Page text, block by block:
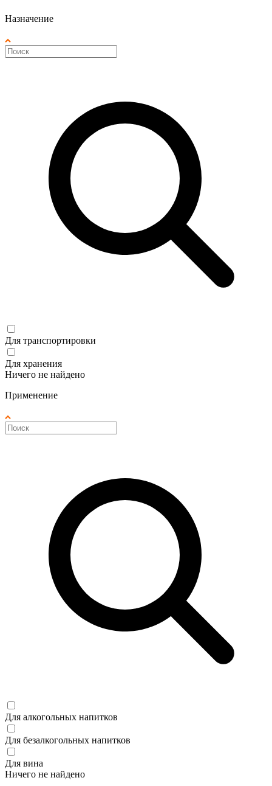
Назначение
Для транспортировки
Для хранения
Ничего не найдено
Применение
Для алкогольных напитков
Для безалкогольных напитков
Для вина
Ничего не найдено